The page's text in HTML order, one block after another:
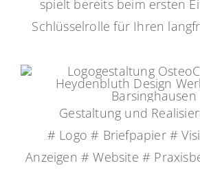
spielt bereits beim ersten
Schlüsselrolle für Ihren
Gestaltung und
# Logo # Briefpapier #
Anzeigen # Website #